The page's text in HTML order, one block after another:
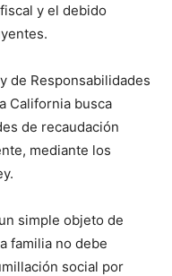
y el debido
de Responsabilidades
California busca
de recaudación
mediante los
simple objeto de
familia no debe
social por